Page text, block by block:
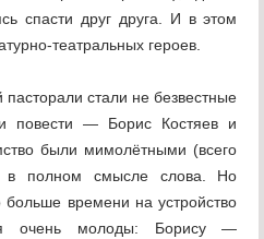
спасти друг друга. И в этом
театральных героев.
стали не безвестные
повести — Борис Костяев и
были мимолётными (всего
в полном смысле слова. Но
времени на устройство
очень молоды: Борису —